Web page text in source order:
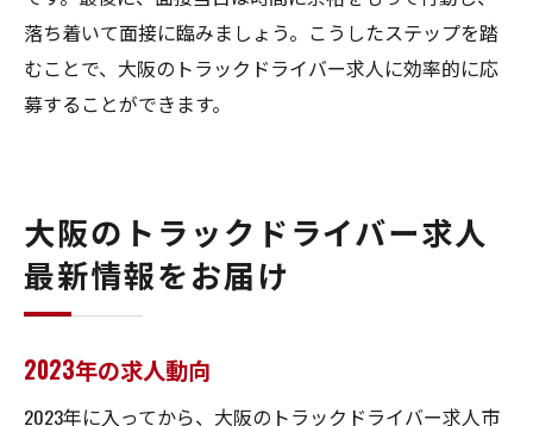
落ち着いて面接に臨みましょう。こうしたステップを踏
むことで、大阪のトラックドライバー求人に効率的に応
募することができます。
大阪のトラックドライバー求人
最新情報をお届け
2023年の求人動向
2023年に入ってから、大阪のトラックドライバー求人市